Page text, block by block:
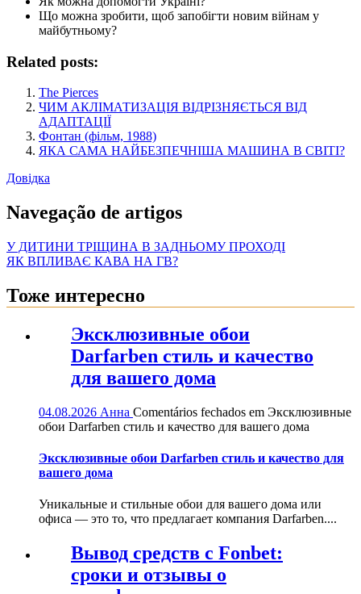
Що можна зробити, щоб запобігти новим війнам у
майбутньому?
Related posts:
The Pierces
ЧИМ АКЛІМАТИЗАЦІЯ ВІДРІЗНЯЄТЬСЯ ВІД
АДАПТАЦІЇ
Фонтан (фільм, 1988)
ЯКА САМА НАЙБЕЗПЕЧНІША МАШИНА В СВІТІ?
Довідка
Navegação de artigos
У ДИТИНИ ТРІЩИНА В ЗАДНЬОМУ ПРОХОДІ
ЯК ВПЛИВАЄ КАВА НА ГВ?
Тоже интересно
Эксклюзивные обои
Darfarben стиль и качество
для вашего дома
04.08.2026 Анна Comentários fechados em Эксклюзивные
обои Darfarben стиль и качество для вашего дома
Эксклюзивные обои Darfarben стиль и качество для
вашего дома
Уникальные и стильные обои для вашего дома или
офиса — это то, что предлагает компания Darfarben....
Вывод средств с Fonbet:
сроки и отзывы о